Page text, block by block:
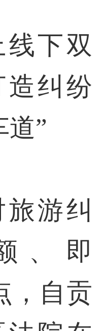
下双
纠纷
道”
游纠
、即
，自贡